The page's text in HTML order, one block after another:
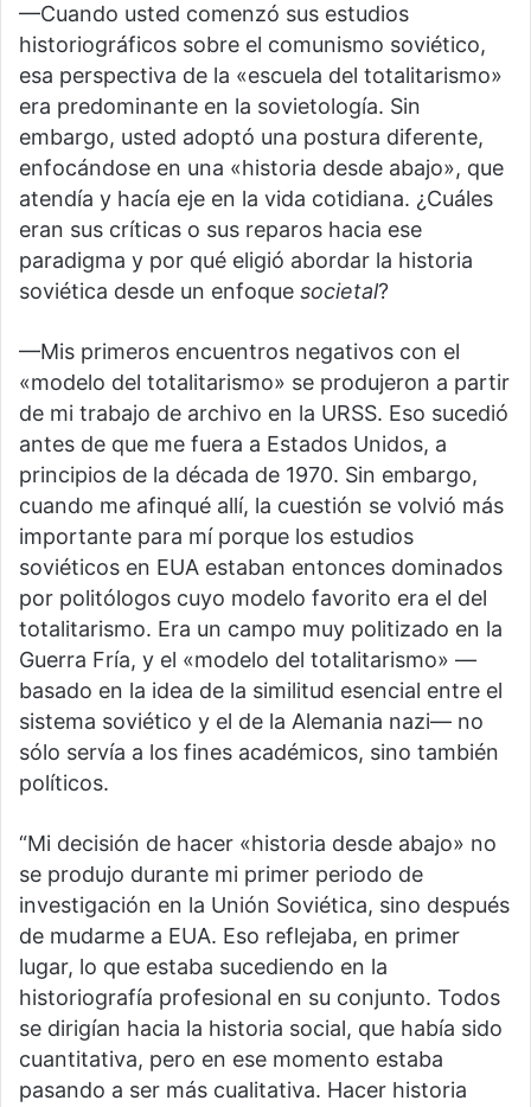
—Cuando usted comenzó sus estudios
historiográficos sobre el comunismo soviético,
esa perspectiva de la «escuela del totalitarismo»
era predominante en la sovietología. Sin
embargo, usted adoptó una postura diferente,
enfocándose en una «historia desde abajo», que
atendía y hacía eje en la vida cotidiana. ¿Cuáles
eran sus críticas o sus reparos hacia ese
paradigma y por qué eligió abordar la historia
soviética desde un enfoque societal?
—Mis primeros encuentros negativos con el
«modelo del totalitarismo» se produjeron a partir
de mi trabajo de archivo en la URSS. Eso sucedió
antes de que me fuera a Estados Unidos, a
principios de la década de 1970. Sin embargo,
cuando me afinqué allí, la cuestión se volvió más
importante para mí porque los estudios
soviéticos en EUA estaban entonces dominados
por politólogos cuyo modelo favorito era el del
totalitarismo. Era un campo muy politizado en la
Guerra Fría, y el «modelo del totalitarismo» —
basado en la idea de la similitud esencial entre el
sistema soviético y el de la Alemania nazi— no
sólo servía a los fines académicos, sino también
políticos.
“Mi decisión de hacer «historia desde abajo» no
se produjo durante mi primer periodo de
investigación en la Unión Soviética, sino después
de mudarme a EUA. Eso reflejaba, en primer
lugar, lo que estaba sucediendo en la
historiografía profesional en su conjunto. Todos
se dirigían hacia la historia social, que había sido
cuantitativa, pero en ese momento estaba
pasando a ser más cualitativa. Hacer historia